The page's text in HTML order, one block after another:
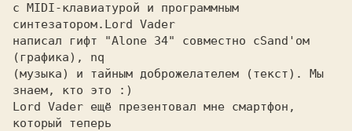
с MIDI-клавиатурой и программным
синтезатором.
написал гифт "Alone 34" совместно сSand'ом
(музыка) и тайным доброжелателем (текст). Мы
знаем, кто это :)
Lord Vader ещё презентовал мне смартфон,
который теперь